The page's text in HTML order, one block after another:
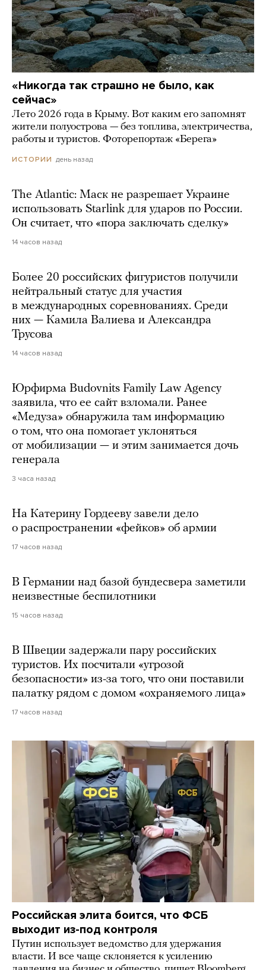
«Никогда так страшно не было, как
сейчас»
Лето 2026 года в Крыму. Вот каким его запомнят
жители полуострова — без топлива, электричества,
работы и туристов. Фоторепортаж «Берега»
ИСТОРИИ день назад
The Atlantic: Маск не разрешает Украине
использовать Starlink для ударов по России.
Он считает, что «пора заключать сделку»
14 часов назад
Более 20 российских фигуристов получили
нейтральный статус для участия
в международных соревнованиях. Среди
них — Камила Валиева и Александра
Трусова
14 часов назад
Юрфирма Budovnits Family Law Agency
заявила, что ее сайт взломали. Ранее
«Медуза» обнаружила там информацию
о том, что она помогает уклоняться
от мобилизации — и этим занимается дочь
генерала
3 часа назад
На Катерину Гордееву завели дело
о распространении «фейков» об армии
17 часов назад
В Германии над базой бундесвера заметили
неизвестные беспилотники
15 часов назад
В Швеции задержали пару российских
туристов. Их посчитали «угрозой
безопасности» из-за того, что они поставили
палатку рядом с домом «охраняемого лица»
17 часов назад
Российская элита боится, что ФСБ
выходит из-под контроля
Путин использует ведомство для удержания
власти. И все чаще склоняется к усилению